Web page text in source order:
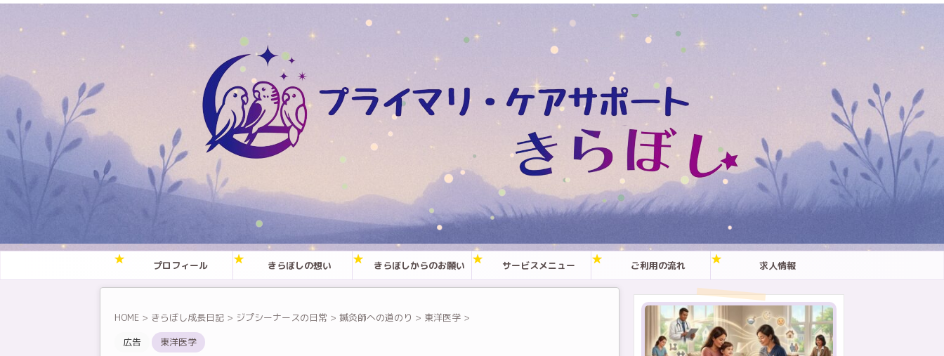
プロフィール きらぼしの想い きらぼしからのお願い サービスメニュー ご利用の流れ 求人情報
HOME > きらぼし成長日記 > ジプシーナースの日常 > 鍼灸師への道のり > 東洋医学 >
広告
東洋医学